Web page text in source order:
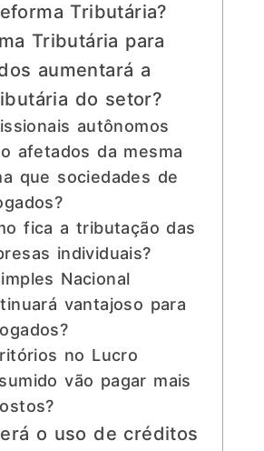
Tributária?
Tributária para
aumentará a
do setor?
autônomos
afetados da mesma
que sociedades de
fica a tributação das
individuais?
Nacional
vantajoso para
no Lucro
vão pagar mais
o uso de créditos